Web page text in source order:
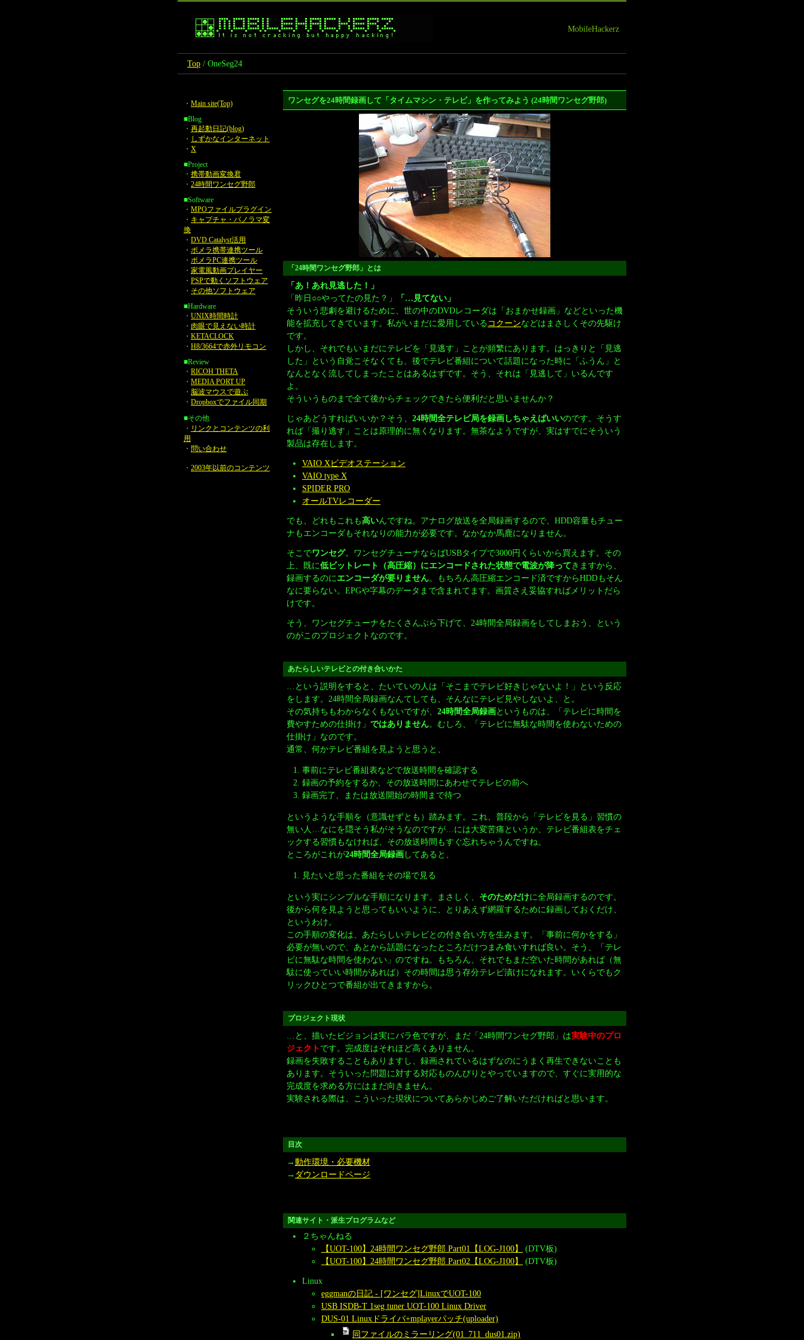
MobileHackerz
Top / OneSeg24
ワンセグを24時間録画して「タイムマシン・テレビ」を作ってみよう (24時間ワンセグ野郎)
「24時間ワンセグ野郎」とは
「あ！あれ見逃した！」
「昨日○○やってたの見た？」
「…見てない」
そういう悲劇を避けるために、世の中のDVDレコーダは「おまかせ録画」などといった機
能を拡充してきています。私がいまだに愛用しているコクーンなどはまさしくその先駆け
です。
しかし、それでもいまだにテレビを「見逃す」ことが頻繁にあります。はっきりと「見逃
した」という自覚こそなくても、後でテレビ番組について話題になった時に「ふうん」と
なんとなく流してしまったことはあるはずです。そう、それは「見逃して」いるんです
よ。
そういうものまで全て後からチェックできたら便利だと思いませんか？
じゃあどうすればいいか？そう、 24時間全テレビ局を録画しちゃえばいいのです。そうす
れば「撮り逃す」ことは原理的に無くなります。無茶なようですが、実はすでにそういう
製品は存在します。
VAIO Xビデオステーション
VAIO type X
SPIDER PRO
オールTVレコーダー
でも、どれもこれも高いんですね。アナログ放送を全局録画するので、HDD容量もチュー
ナもエンコーダもそれなりの能力が必要です。なかなか馬鹿になりません。
そこでワンセグ。ワンセグチューナならばUSBタイプで3000円くらいから買えます。その
上、既に低ビットレート（高圧縮）にエンコードされた状態で電波が降ってきますから、
録画するのにエンコーダが要りません。もちろん高圧縮エンコード済ですからHDDもそん
なに要らない。EPGや字幕のデータまで含まれてます。画質さえ妥協すればメリットだら
けです。
そう、ワンセグチューナをたくさんぶら下げて、24時間全局録画をしてしまおう、という
のがこのプロジェクトなのです。
あたらしいテレビとの付き合いかた
…という説明をすると、たいていの人は「そこまでテレビ好きじゃないよ！」という反応
をします。24時間全局録画なんてしても、そんなにテレビ見やしないよ、と。
その気持ちもわからなくもないですが、 24時間全局録画というものは、「テレビに時間を
費やすための仕掛け」 ではありません。むしろ、「テレビに無駄な時間を使わないための
仕掛け」なのです。
通常、何かテレビ番組を見ようと思うと、
事前にテレビ番組表などで放送時間を確認する
録画の予約をするか、その放送時間にあわせてテレビの前へ
録画完了、または放送開始の時間まで待つ
というような手順を（意識せずとも）踏みます。これ、普段から「テレビを見る」習慣の
無い人…なにを隠そう私がそうなのですが…には大変苦痛というか、テレビ番組表をチェ
ックする習慣もなければ、その放送時間もすぐ忘れちゃうんですね。
ところがこれが24時間全局録画してあると、
見たいと思った番組をその場で見る
という実にシンプルな手順になります。まさしく、 そのためだけに全局録画するのです。
後から何を見ようと思ってもいいように、とりあえず網羅するために録画しておくだけ、
というわけ。
この手順の変化は、あたらしいテレビとの付き合い方を生みます。「事前に何かをする」
必要が無いので、あとから話題になったところだけつまみ食いすれば良い。そう、「テレ
ビに無駄な時間を使わない」のですね。もちろん、それでもまだ空いた時間があれば（無
駄に使っていい時間があれば）その時間は思う存分テレビ漬けになれます。いくらでもク
リックひとつで番組が出てきますから。
プロジェクト現状
…と、描いたビジョンは実にバラ色ですが、まだ「24時間ワンセグ野郎」は実験中のプロ
ジェクトです。完成度はそれほど高くありません。
録画を失敗することもありますし、録画されているはずなのにうまく再生できないことも
あります。そういった問題に対する対応ものんびりとやっていますので、すぐに実用的な
完成度を求める方にはまだ向きません。
実験される際は、こういった現状についてあらかじめご了解いただければと思います。
目次
→動作環境・必要機材
→ ダウンロードページ
関連サイト・派生プログラムなど
２ちゃんねる
【UOT-100】24時間ワンセグ野郎 Part01【LOG-J100】
(DTV板)
【UOT-100】24時間ワンセグ野郎 Part02【LOG-J100】
(DTV板)
Linux
eggmanの日記 - [ワンセグ]LinuxでUOT-100
USB ISDB-T 1seg tuner UOT-100 Linux Driver
DUS-01 Linuxドライバ+mplayerパッチ(uploader)
同ファイルのミラーリング(01_711_dus01.zip)
・ Main site(Top)
■Blog
・ 再起動日記(blog)
・ しずかなインターネット
・ X
■Project
・ 携帯動画変換君
・ 24時間ワンセグ野郎
■Software
・ MPOファイルプラグイン
・ キャプチャ・パノラマ変
換
・ DVD Catalyst活用
・ ポメラ携帯連携ツール
・ ポメラPC連携ツール
・ 家電風動画プレイヤー
・ PSPで動くソフトウェア
・ その他ソフトウェア
■Hardware
・ UNIX時間時計
・ 肉眼で見えない時計
・ KETACLOCK
・ H8/3664で赤外リモコン
■Review
・ RICOH THETA
・ MEDIA PORT UP
・ 脳波マウスで遊ぶ
・ Dropboxでファイル同期
■その他
・ リンクとコンテンツの利
用
・ 問い合わせ
・ 2003年以前のコンテンツ